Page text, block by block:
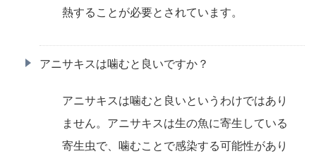
熱することが必要とされています。
アニサキスは噛むと良いですか？
アニサキスは噛むと良いというわけではあり
ません。アニサキスは生の魚に寄生している
寄生虫で、噛むことで感染する可能性があり